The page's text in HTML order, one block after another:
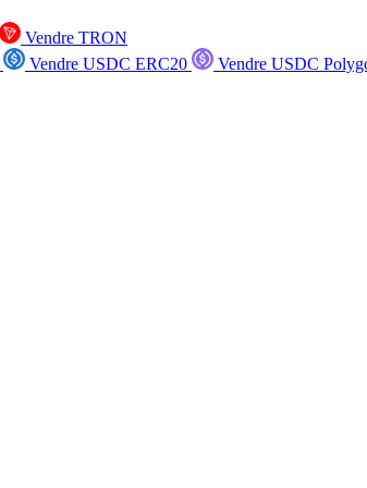
Vendre TRON
Vendre USDC ERC20
Vendre USDC